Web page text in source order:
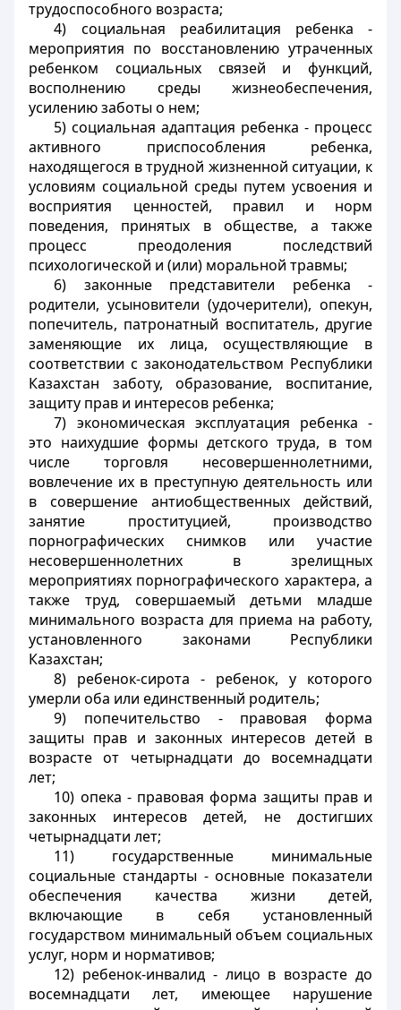
трудоспособного возраста;
4) социальная реабилитация ребенка -
мероприятия по восстановлению утраченных
ребенком социальных связей и функций,
восполнению среды жизнеобеспечения,
усилению заботы о нем;
5) социальная адаптация ребенка - процесс
активного приспособления ребенка,
находящегося в трудной жизненной ситуации, к
условиям социальной среды путем усвоения и
восприятия ценностей, правил и норм
поведения, принятых в обществе, а также
процесс преодоления последствий
психологической и (или) моральной травмы;
6) законные представители ребенка -
родители, усыновители (удочерители), опекун,
попечитель, патронатный воспитатель, другие
заменяющие их лица, осуществляющие в
соответствии с законодательством Республики
Казахстан заботу, образование, воспитание,
защиту прав и интересов ребенка;
7) экономическая эксплуатация ребенка -
это наихудшие формы детского труда, в том
числе торговля несовершеннолетними,
вовлечение их в преступную деятельность или
в совершение антиобщественных действий,
занятие проституцией, производство
порнографических снимков или участие
несовершеннолетних в зрелищных
мероприятиях порнографического характера, а
также труд, совершаемый детьми младше
минимального возраста для приема на работу,
установленного законами Республики
Казахстан;
8) ребенок-сирота - ребенок, у которого
умерли оба или единственный родитель;
9) попечительство - правовая форма
защиты прав и законных интересов детей в
возрасте от четырнадцати до восемнадцати
лет;
10) опека - правовая форма защиты прав и
законных интересов детей, не достигших
четырнадцати лет;
11) государственные минимальные
социальные стандарты - основные показатели
обеспечения качества жизни детей,
включающие в себя установленный
государством минимальный объем социальных
услуг, норм и нормативов;
12) ребенок-инвалид - лицо в возрасте до
восемнадцати лет, имеющее нарушение